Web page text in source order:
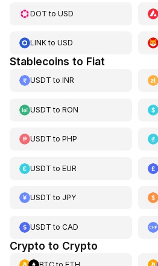
DOT to USD
LINKto USD
Stablecoins to Fiat
USDT to INR
USDT to RON
USDT to PHP
USDT to EUR
USDT to JPY
USDT to CAD
Crypto to Crypto
BTCto ETH